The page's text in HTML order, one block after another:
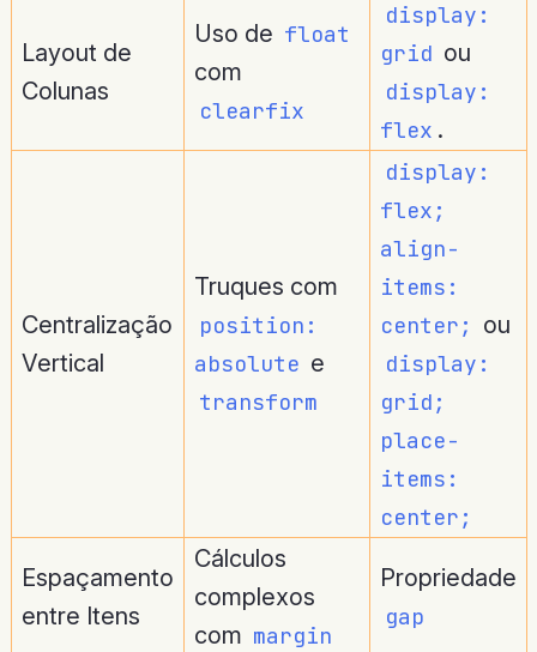
Layout de
Colunas
Uso de float
com
clearfix
display:
grid ou
display:
flex .
Centralização
Vertical
Truques com
position:
absolute e
transform
display:
flex;
align-
items:
center;
ou
display:
grid;
place-
items:
center;
Espaçamento
entre Itens
Cálculos
complexos
com margin
Propriedade
gap